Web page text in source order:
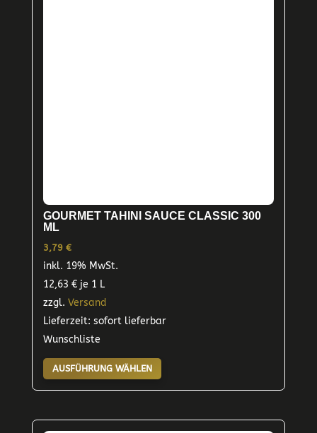
GOURMET TAHINI SAUCE CLASSIC 300
ML
3,79 €
inkl. 19% MwSt.
12,63 €je 1 L
zzgl. Versand
Lieferzeit: sofort lieferbar
Wunschliste
AUSFÜHRUNG WÄHLEN
Dieses
Produkt
weist